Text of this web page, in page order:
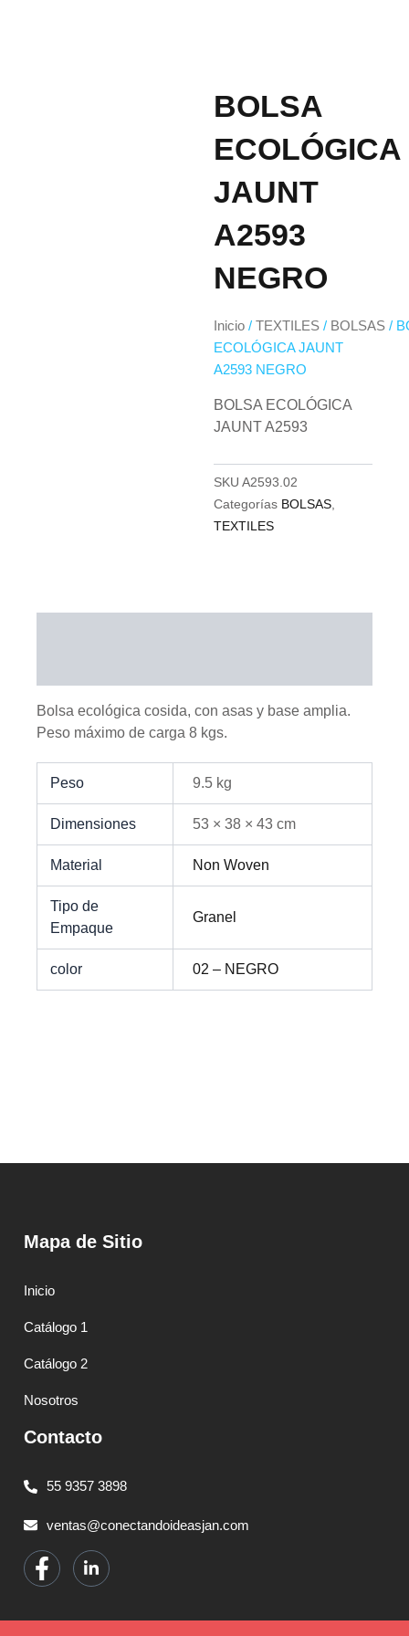
BOLSA
ECOLÓGICA
JAUNT
A2593
NEGRO
Inicio / TEXTILES / BOLSAS /
ECOLÓGICA JAUNT
A2593 NEGRO
BOLSA ECOLÓGICA
JAUNT A2593
SKU A2593.02
Categorías BOLSAS
TEXTILES
Bolsa ecológica cosida, con asas y base amplia.
Peso máximo de carga 8 kgs.
Peso 9.5 kg
Dimensiones 53 × 38 × 43 cm
Material Non Woven
Tipo de
Empaque
Granel
color 02 – NEGRO
Mapa de Sitio
Inicio
Catálogo 1
Catálogo 2
Nosotros
Contacto
55 9357 3898
ventas@conectandoideasjan.com